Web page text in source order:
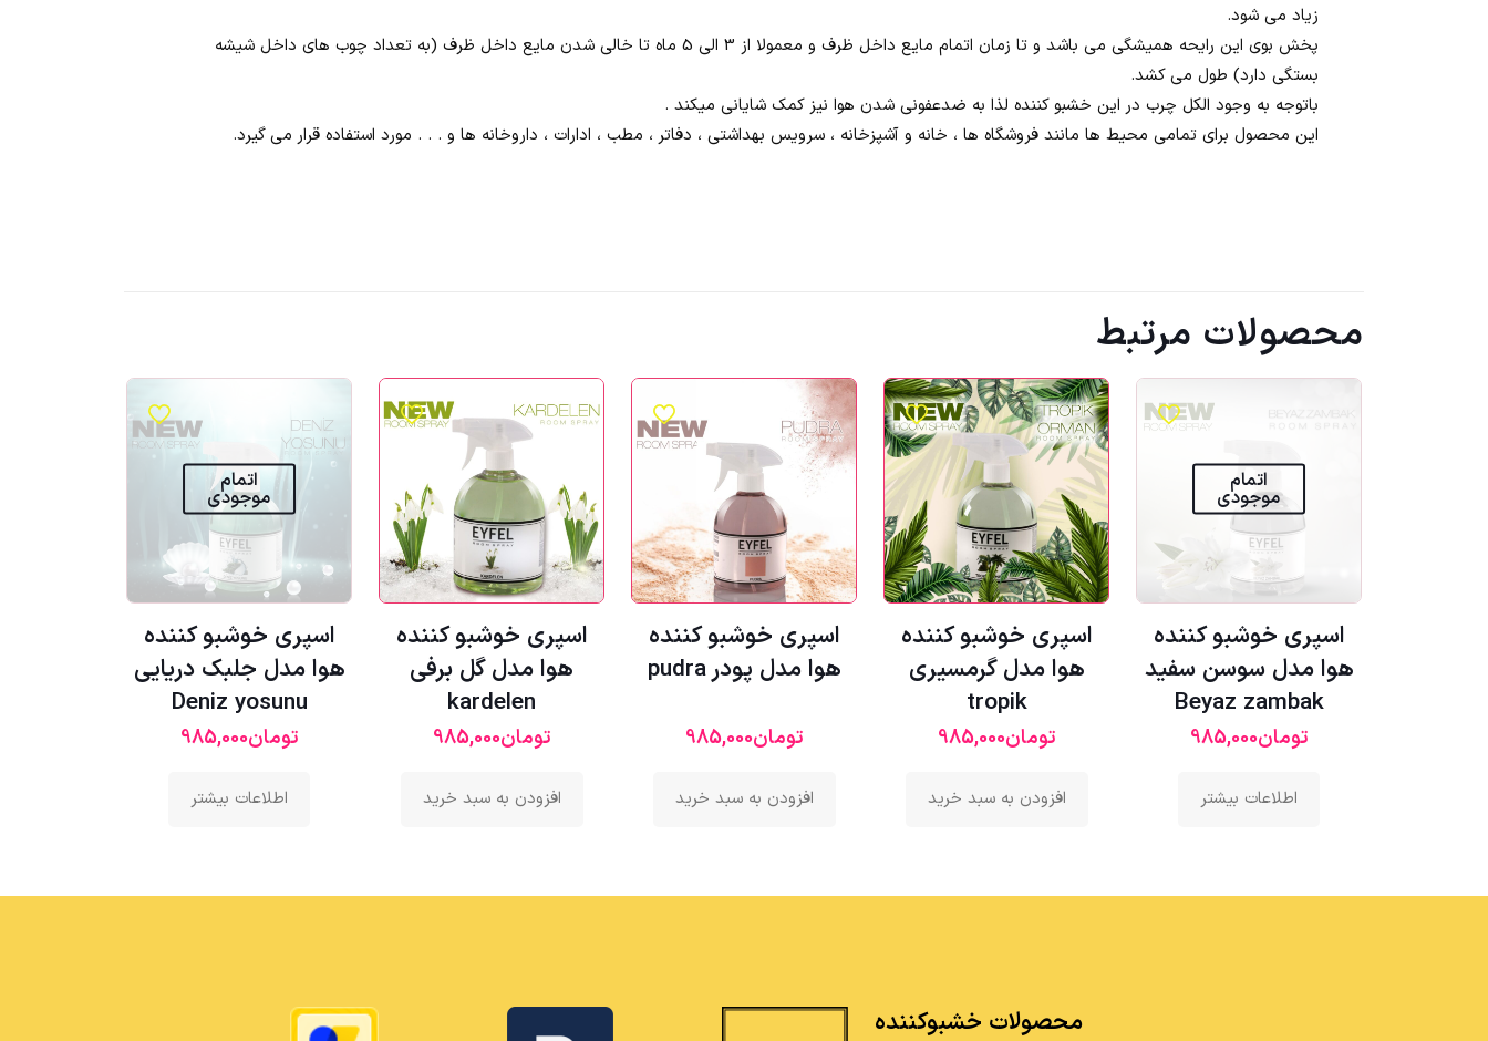
زیاد می شود.
پخش بوی این رایحه همیشگی می باشد و تا زمان اتمام مایع داخل ظرف و معمولا از 3 الی 5 ماه تا خالی شدن مایع داخل ظرف (به تعداد چوب های داخل شیشه
بستگی دارد) طول می کشد.
باتوجه به وجود الکل چرب در این خشبو کننده لذا به ضدعفونی شدن هوا نیز کمک شایانی میکند .
این محصول برای تمامی محیط ها مانند فروشگاه ها ، خانه و آشپزخانه ، سرویس بهداشتی ، دفاتر ، مطب ، ادارات ، داروخانه ها و . . . مورد استفاده قرار می گیرد.
محصولات مرتبط
اتمام
موجودی
اسپری خوشبو کننده
هوا مدل سوسن سفید
Beyaz zambak
تومان985,000
اطلاعات بیشتر
اسپری خوشبو کننده
هوا مدل گرمسیری
tropik
تومان985,000
افزودن به سبد خرید
اسپری خوشبو کننده
هوا مدل پودر pudra
تومان985,000
افزودن به سبد خرید
اسپری خوشبو کننده
هوا مدل گل برفی
kardelen
تومان985,000
افزودن به سبد خرید
اتمام
موجودی
اسپری خوشبو کننده
هوا مدل جلبک دریایی
Deniz yosunu
تومان985,000
اطلاعات بیشتر
محصولات خشبوکننده